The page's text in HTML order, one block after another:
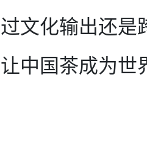
文化输出还是
中国茶成为世